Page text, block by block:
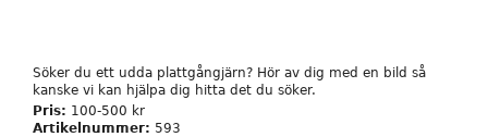
Söker du ett udda plattgångjärn? Hör av dig med en bild så
kanske vi kan hjälpa dig hitta det du söker.
Pris: 100-500 kr
Artikelnummer: 593